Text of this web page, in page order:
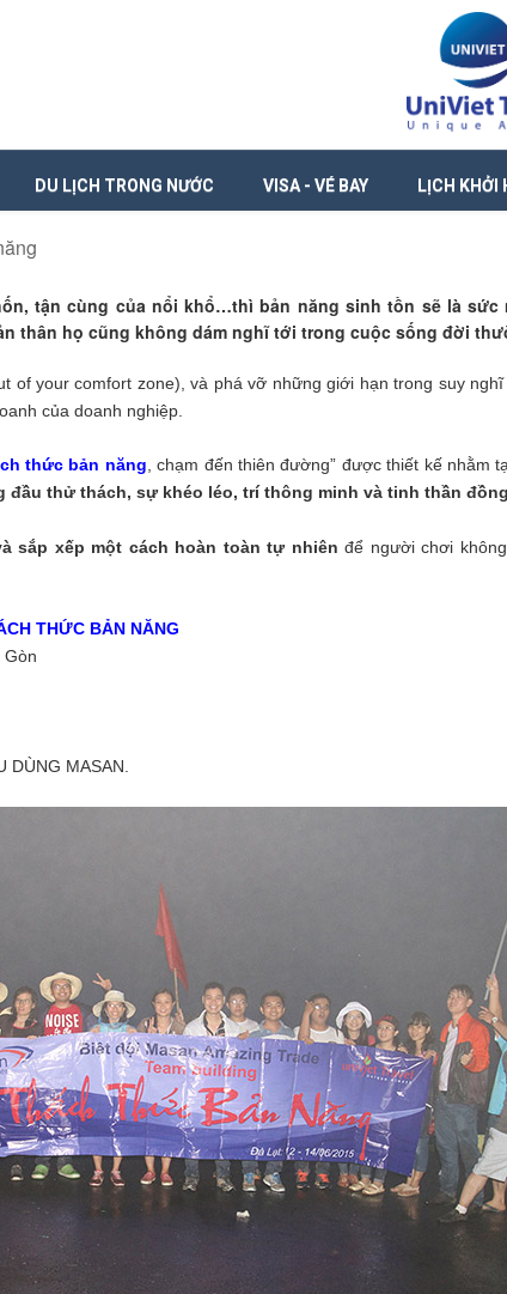
DU LỊCH TRONG NƯỚC VISA - VÉ BAY LỊCH KHỞI
tận cùng của nổi khổ…thì bản năng sinh tồn sẽ là
thân họ cũng không dám nghĩ tới trong cuộc sống đời
of your comfort zone), và phá vỡ những giới hạn trong suy
của doanh nghiệp.
thức bản năng , chạm đến thiên đường” được thiết kế
đầu thử thách, sự khéo léo, trí thông minh và tinh thần
sắp xếp một cách hoàn toàn tự nhiên để người chơi
THỨC BẢN NĂNG
Gòn
DÙNG MASAN.